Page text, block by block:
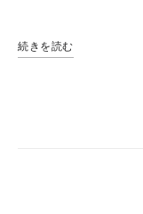
続きを読む